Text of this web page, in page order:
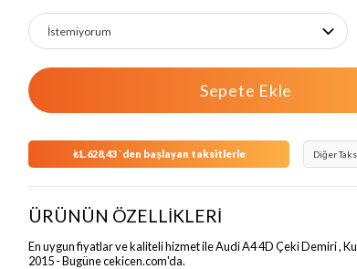
₺1.628,43`den başlayan taksitlerle Diğer
ÜRÜNÜN ÖZELLİKLERİ
En uygun fiyatlar ve kaliteli hizmet ile Audi A4 4D Çeki Demiri ,
2015 - Bugüne cekicen.com'da.